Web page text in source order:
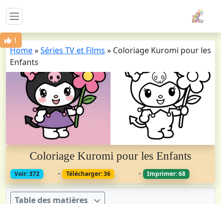
1
Home»Séries TV et Films » Coloriage Kuromi pour les
Enfants
Coloriage Kuromi pour les Enfants
Voir: 372 - Télécharger: 36 - Imprimer: 68
Table des matières